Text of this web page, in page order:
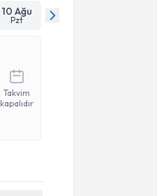
10 Ağu
Pzt
Takvim
kapalıdır